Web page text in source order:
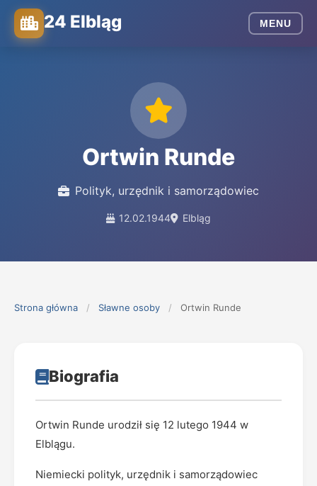
24 Elbląg MENU
Ortwin Runde
Polityk, urzędnik i samorządowiec
12.02.1944 Elbląg
Strona główna / Sławne osoby / Ortwin Runde
Biografia
Ortwin Runde urodził się 12 lutego 1944 w
Elblągu.
Niemiecki polityk, urzędnik i samorządowiec